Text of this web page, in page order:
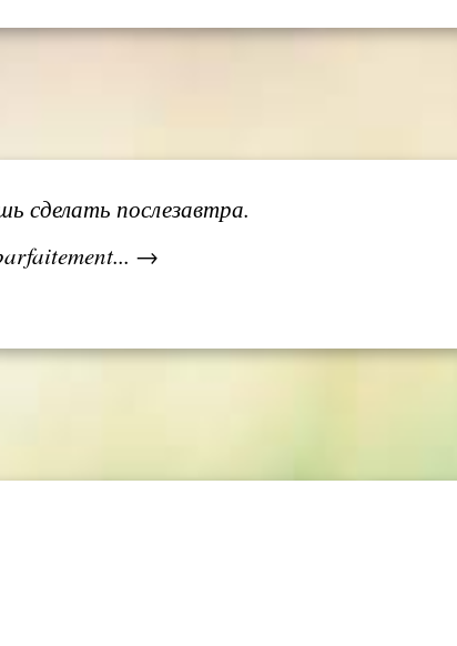
сделать послезавтра.
→